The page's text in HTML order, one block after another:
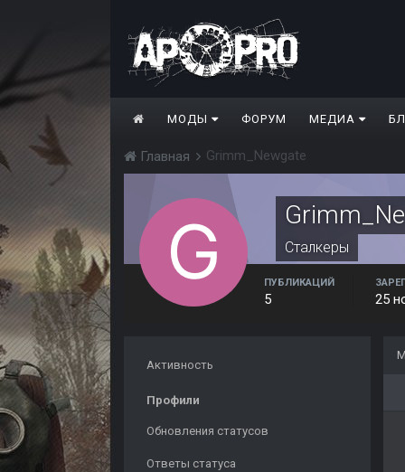
МОДЫ ФОРУМ МЕДИА
Главная Grimm_Newgate
Сталкеры
ПУБЛИКАЦИЙ
5 25
Активность
Профили
Обновления статусов
Ответы статуса